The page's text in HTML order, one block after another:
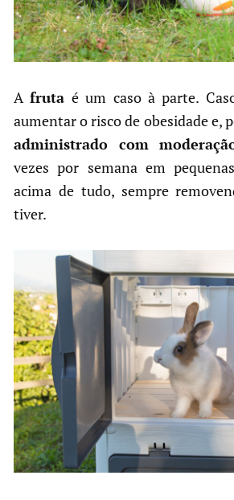
Afruta é um caso à parte.
aumentar o risco de obesidade e,
administrado com
vezes por semana em
acima de tudo, sempre
tiver.